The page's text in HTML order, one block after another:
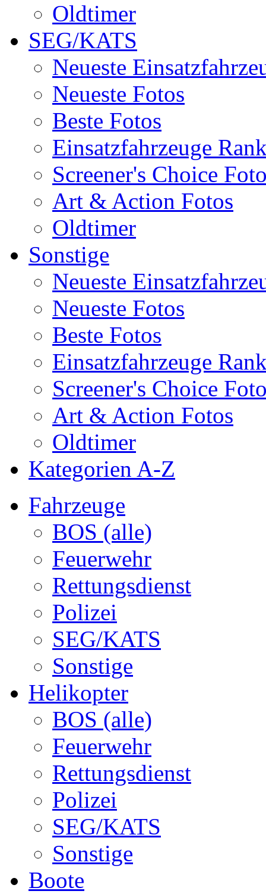
Oldtimer
SEG/KATS
Neueste
Neueste Fotos
Beste Fotos
Einsatzfahrzeuge
Screener's Choice
Art & Action Fotos
Oldtimer
Sonstige
Neueste
Neueste Fotos
Beste Fotos
Einsatzfahrzeuge
Screener's Choice
Art & Action Fotos
Oldtimer
Kategorien A-Z
Fahrzeuge
BOS (alle)
Feuerwehr
Rettungsdienst
Polizei
SEG/KATS
Sonstige
Helikopter
BOS (alle)
Feuerwehr
Rettungsdienst
Polizei
SEG/KATS
Sonstige
Boote